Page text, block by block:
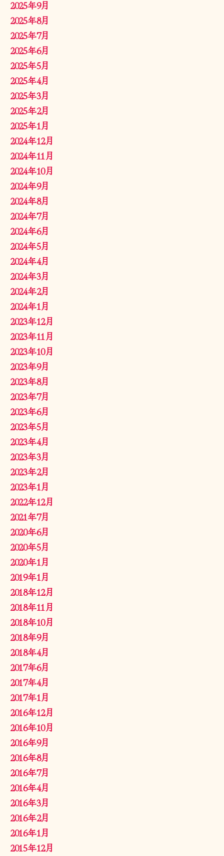
2025年9月
2025年8月
2025年7月
2025年6月
2025年5月
2025年4月
2025年3月
2025年2月
2025年1月
2024年12月
2024年11月
2024年10月
2024年9月
2024年8月
2024年7月
2024年6月
2024年5月
2024年4月
2024年3月
2024年2月
2024年1月
2023年12月
2023年11月
2023年10月
2023年9月
2023年8月
2023年7月
2023年6月
2023年5月
2023年4月
2023年3月
2023年2月
2023年1月
2022年12月
2021年7月
2020年6月
2020年5月
2020年1月
2019年1月
2018年12月
2018年11月
2018年10月
2018年9月
2018年4月
2017年6月
2017年4月
2017年1月
2016年12月
2016年10月
2016年9月
2016年8月
2016年7月
2016年4月
2016年3月
2016年2月
2016年1月
2015年12月